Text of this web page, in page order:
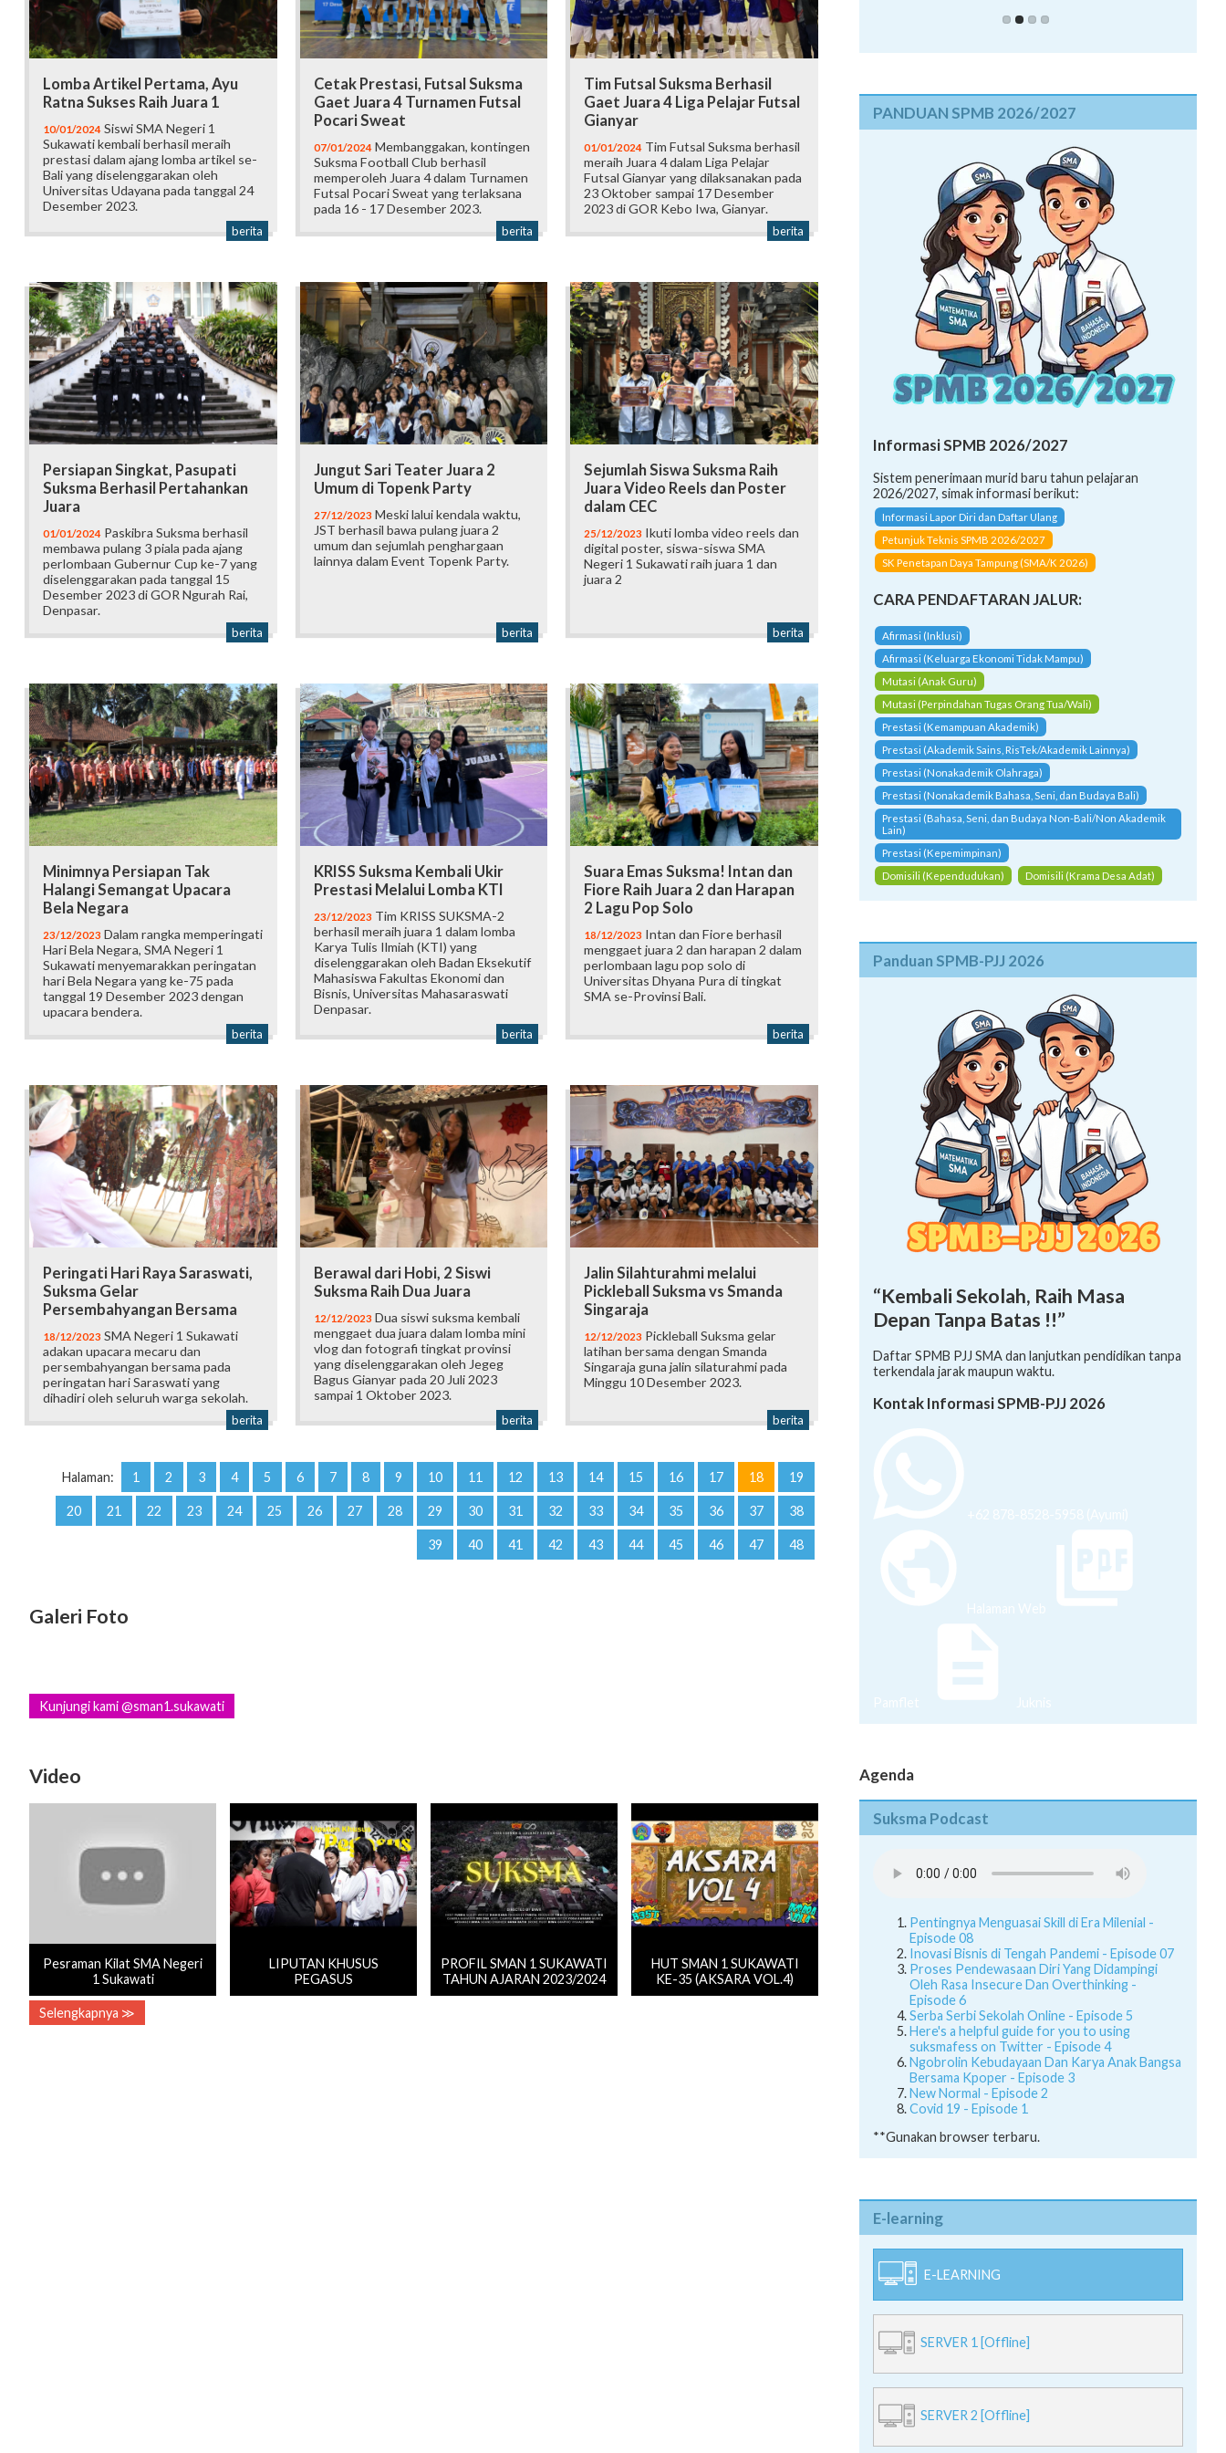
Lomba Artikel Pertama, Ayu
Ratna Sukses Raih Juara 1
10/01/2024 Siswi SMA Negeri 1
Sukawati kembali berhasil meraih
prestasi dalam ajang lomba artikel se-
Bali yang diselenggarakan oleh
Universitas Udayana pada tanggal 24
Desember 2023.
berita
Cetak Prestasi, Futsal Suksma
Gaet Juara 4 Turnamen Futsal
Pocari Sweat
07/01/2024Membanggakan, kontingen
Suksma Football Club berhasil
memperoleh Juara 4 dalam Turnamen
Futsal Pocari Sweat yang terlaksana
pada 16 - 17 Desember 2023.
berita
Tim Futsal Suksma Berhasil
Gaet Juara 4 Liga Pelajar Futsal
Gianyar
01/01/2024 Tim Futsal Suksma berhasil
meraih Juara 4 dalam Liga Pelajar
Futsal Gianyar yang dilaksanakan pada
23 Oktober sampai 17 Desember
2023 di GOR Kebo Iwa, Gianyar.
berita
Persiapan Singkat, Pasupati
Suksma Berhasil Pertahankan
Juara
01/01/2024 Paskibra Suksma berhasil
membawa pulang 3 piala pada ajang
perlombaan Gubernur Cup ke-7 yang
diselenggarakan pada tanggal 15
Desember 2023 di GOR Ngurah Rai,
Denpasar.
berita
Jungut Sari Teater Juara 2
Umum di Topenk Party
27/12/2023 Meski lalui kendala waktu,
JST berhasil bawa pulang juara 2
umum dan sejumlah penghargaan
lainnya dalam Event Topenk Party.
berita
Sejumlah Siswa Suksma Raih
Juara Video Reels dan Poster
dalam CEC
25/12/2023 Ikuti lomba video reels dan
digital poster, siswa-siswa SMA
Negeri 1 Sukawati raih juara 1 dan
juara 2
berita
Minimnya Persiapan Tak
Halangi Semangat Upacara
Bela Negara
23/12/2023 Dalam rangka memperingati
Hari Bela Negara, SMA Negeri 1
Sukawati menyemarakkan peringatan
hari Bela Negara yang ke-75 pada
tanggal 19 Desember 2023 dengan
upacara bendera.
berita
KRISS Suksma Kembali Ukir
Prestasi Melalui Lomba KTI
23/12/2023 Tim KRISS SUKSMA-2
berhasil meraih juara 1 dalam lomba
Karya Tulis Ilmiah (KTI) yang
diselenggarakan oleh Badan Eksekutif
Mahasiswa Fakultas Ekonomi dan
Bisnis, Universitas Mahasaraswati
Denpasar.
berita
Suara Emas Suksma! Intan dan
Fiore Raih Juara 2 dan Harapan
2 Lagu Pop Solo
18/12/2023 Intan dan Fiore berhasil
menggaet juara 2 dan harapan 2 dalam
perlombaan lagu pop solo di
Universitas Dhyana Pura di tingkat
SMA se-Provinsi Bali.
berita
Peringati Hari Raya Saraswati,
Suksma Gelar
Persembahyangan Bersama
18/12/2023 SMA Negeri 1 Sukawati
adakan upacara mecaru dan
persembahyangan bersama pada
peringatan hari Saraswati yang
dihadiri oleh seluruh warga sekolah.
berita
Berawal dari Hobi, 2 Siswi
Suksma Raih Dua Juara
12/12/2023 Dua siswi suksma kembali
menggaet dua juara dalam lomba mini
vlog dan fotografi tingkat provinsi
yang diselenggarakan oleh Jegeg
Bagus Gianyar pada 20 Juli 2023
sampai 1 Oktober 2023.
berita
Jalin Silahturahmi melalui
Pickleball Suksma vs Smanda
Singaraja
12/12/2023 Pickleball Suksma gelar
latihan bersama dengan Smanda
Singaraja guna jalin silaturahmi pada
Minggu 10 Desember 2023.
berita
Halaman: 1 2 3 4 5 6 7 8 9 10 11 12 13 14 15 16 17 18 19
20 21 22 23 24 25 26 27 28 29 30 31 32 33 34 35 36 37 38
39 40 41 42 43 44 45 46 47 48
Galeri Foto
Kunjungi kami @sman1.sukawati
Video
Pesraman Kilat SMA Negeri
1 Sukawati
LIPUTAN KHUSUS
PEGASUS
PROFIL SMAN 1 SUKAWATI
TAHUN AJARAN 2023/2024
HUT SMAN 1 SUKAWATI
KE-35 (AKSARA VOL.4)
Selengkapnya ≫
PANDUAN SPMB 2026/2027
Informasi SPMB 2026/2027
Sistem penerimaan murid baru tahun pelajaran
2026/2027, simak informasi berikut:
Informasi Lapor Diri dan Daftar Ulang
Petunjuk Teknis SPMB 2026/2027
SK Penetapan Daya Tampung (SMA/K 2026)
CARA PENDAFTARAN JALUR:
Afirmasi (Inklusi)
Afirmasi (Keluarga Ekonomi Tidak Mampu)
Mutasi (Anak Guru)
Mutasi (Perpindahan Tugas Orang Tua/Wali)
Prestasi (Kemampuan Akademik)
Prestasi (Akademik Sains, RisTek/Akademik Lainnya)
Prestasi (Nonakademik Olahraga)
Prestasi (Nonakademik Bahasa, Seni, dan Budaya Bali)
Prestasi (Bahasa, Seni, dan Budaya Non-Bali/Non Akademik
Lain)
Prestasi (Kepemimpinan)
Domisili (Kependudukan)
Domisili (Krama Desa Adat)
Panduan SPMB-PJJ 2026
“Kembali Sekolah, Raih Masa
Depan Tanpa Batas !!”
Daftar SPMB PJJ SMA dan lanjutkan pendidikan tanpa
terkendala jarak maupun waktu.
Kontak Informasi SPMB-PJJ 2026
+62 878-8528-5958 (Ayumi)
Halaman Web
Pamflet Juknis
Agenda
Suksma Podcast
Pentingnya Menguasai Skill di Era Milenial -
Episode 08
Inovasi Bisnis di Tengah Pandemi - Episode 07
Proses Pendewasaan Diri Yang Didampingi
Oleh Rasa Insecure Dan Overthinking -
Episode 6
Serba Serbi Sekolah Online - Episode 5
Here's a helpful guide for you to using
suksmafess on Twitter - Episode 4
Ngobrolin Kebudayaan Dan Karya Anak Bangsa
Bersama Kpoper - Episode 3
New Normal - Episode 2
Covid 19 - Episode 1
**Gunakan browser terbaru.
E-learning
E-LEARNING
SERVER 1 [Offline]
SERVER 2 [Offline]